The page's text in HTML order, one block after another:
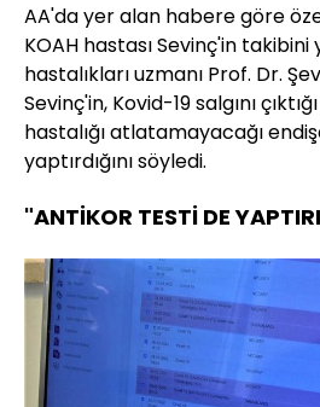
AA'da yer alan habere göre
KOAH hastası Sevinç'in
hastalıkları uzmanı Prof. Dr.
Sevinç'in, Kovid-19 salgını
hastalığı atlatamayacağı
yaptırdığını söyledi.
"ANTİKOR TESTİ DE